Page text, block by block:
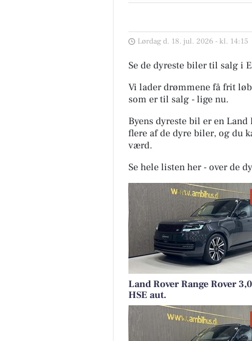
Lørdag d. 18. jul. 2026 - kl. 14:15
Se de dyreste biler til salg i
Vi lader drømmene få frit
som er til salg - lige nu.
Byens dyreste bil er en Land
flere af de dyre biler, og du
værd.
Se hele listen her - over de
Land Rover Range Rover
HSE aut.